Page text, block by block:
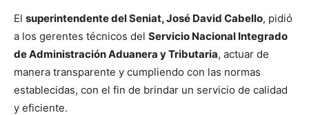
El superintendente del Seniat, José David Cabello, pidió
a los gerentes técnicos del Servicio Nacional Integrado
de Administración Aduanera y Tributaria, actuar de
manera transparente y cumpliendo con las normas
establecidas, con el fin de brindar un servicio de calidad
y eficiente.